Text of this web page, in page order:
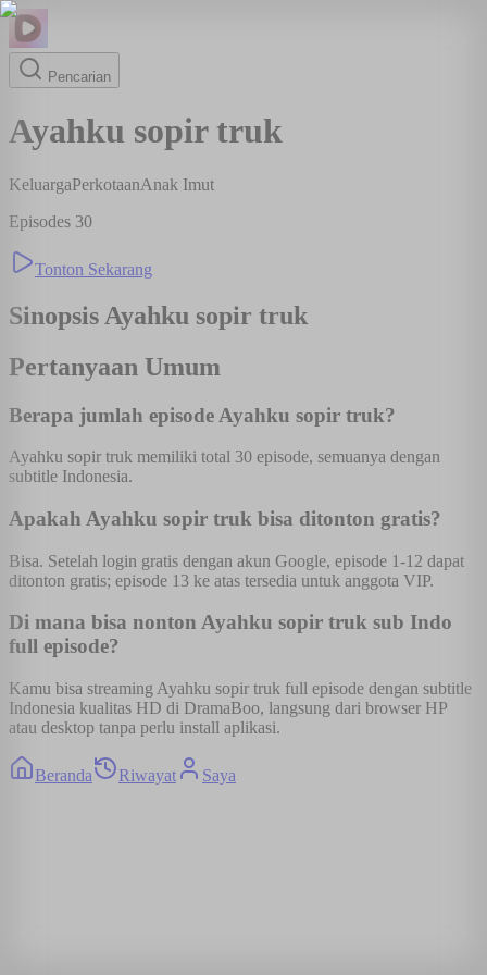
Pencarian
Ayahku sopir truk
KeluargaPerkotaanAnak Imut
Episodes 30
Tonton Sekarang
Sinopsis Ayahku sopir truk
Pertanyaan Umum
Berapa jumlah episode Ayahku sopir truk?
Ayahku sopir truk memiliki total 30 episode, semuanya dengan
subtitle Indonesia.
Apakah Ayahku sopir truk bisa ditonton gratis?
Bisa. Setelah login gratis dengan akun Google, episode 1-12 dapat
ditonton gratis; episode 13 ke atas tersedia untuk anggota VIP.
Di mana bisa nonton Ayahku sopir truk sub Indo
full episode?
Kamu bisa streaming Ayahku sopir truk full episode dengan subtitle
Indonesia kualitas HD di DramaBoo, langsung dari browser HP
atau desktop tanpa perlu install aplikasi.
Beranda Riwayat Saya